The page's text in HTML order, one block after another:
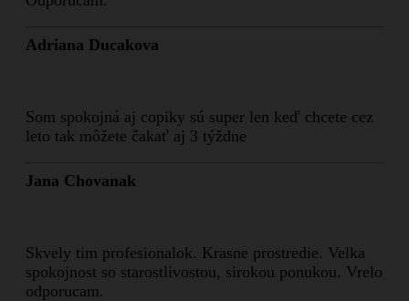
Adriana Ducakova
Som spokojná aj copiky sú super len keď chcete cez
leto tak môžete čakať aj 3 týždne
Jana Chovanak
Skvely tim profesionalok. Krasne prostredie. Velka
spokojnost so starostlivostou, sirokou ponukou. Vrelo
odporucam.